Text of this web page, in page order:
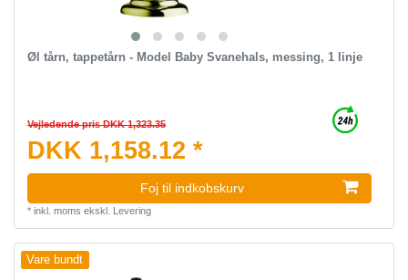
Øl tårn, tappetårn - Model Baby Svanehals, messing, 1 linje
Vejledende pris DKK 1,323.35
DKK 1,158.12 *
Foj til indkobskurv
* inkl. moms ekskl. Levering
Vare bundt